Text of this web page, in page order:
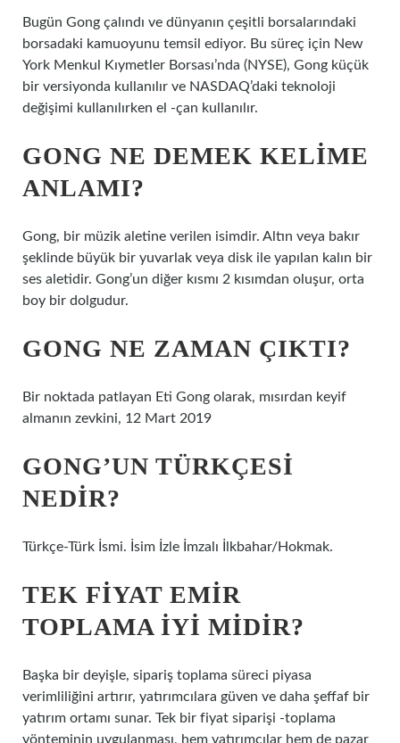
Bugün Gong çalındı ​​ve dünyanın çeşitli borsalarındaki
borsadaki kamuoyunu temsil ediyor. Bu süreç için New
York Menkul Kıymetler Borsası’nda (NYSE), Gong küçük
bir versiyonda kullanılır ve NASDAQ’daki teknoloji
değişimi kullanılırken el -çan kullanılır.
GONG NE DEMEK KELIME
ANLAMI?
Gong, bir müzik aletine verilen isimdir. Altın veya bakır
şeklinde büyük bir yuvarlak veya disk ile yapılan kalın bir
ses aletidir. Gong’un diğer kısmı 2 kısımdan oluşur, orta
boy bir dolgudur.
GONG NE ZAMAN ÇIKTI?
Bir noktada patlayan Eti Gong olarak, mısırdan keyif
almanın zevkini, 12 Mart 2019
GONG’UN TÜRKÇESI
NEDIR?
Türkçe-Türk İsmi. İsim İzle İmzalı İlkbahar/Hokmak.
TEK FIYAT EMIR
TOPLAMA IYI MIDIR?
Başka bir deyişle, sipariş toplama süreci piyasa
verimliliğini artırır, yatırımcılara güven ve daha şeffaf bir
yatırım ortamı sunar. Tek bir fiyat siparişi -toplama
yönteminin uygulanması, hem yatırımcılar hem de pazar